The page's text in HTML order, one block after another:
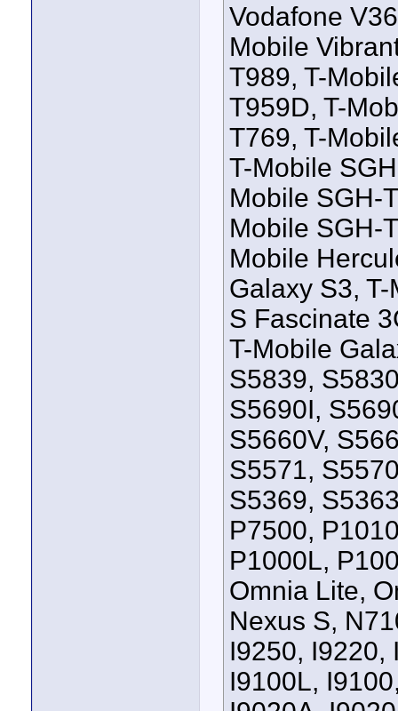
Vodafone
Mobile
T989, T-
T959D, T-
T769, T-
T-Mobile
Mobile SGH-
Mobile SGH-
Mobile
Galaxy S3,
S Fascinate
T-Mobile
S5839,
S5690I,
S5660V,
S5571,
S5369,
P7500,
P1000L,
Omnia Lite,
Nexus S,
I9250, I9220,
I9100L,